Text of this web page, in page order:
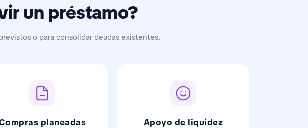
un préstamo?
o para consolidar deudas existentes.
planeadas Apoyo de liquidez